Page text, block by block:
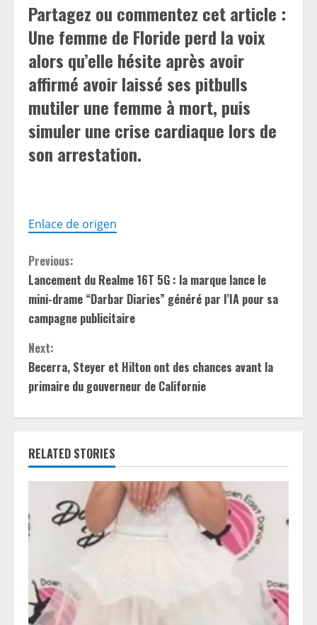
Partagez ou commentez cet article :
Une femme de Floride perd la voix
alors qu’elle hésite après avoir
affirmé avoir laissé ses pitbulls
mutiler une femme à mort, puis
simuler une crise cardiaque lors de
son arrestation.
Enlace de origen
C
o
n
t
i
n
u
e
e
d
Previous:
Lancement du Realme 16T 5G : la marque lance le
mini-drame “Darbar Diaries” généré par l’IA pour sa
campagne publicitaire
Next:
Becerra, Steyer et Hilton ont des chances avant la
primaire du gouverneur de Californie
RELATED STORIES